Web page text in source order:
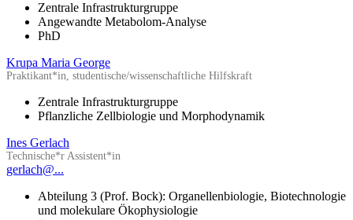
Zentrale Infrastrukturgruppe
Angewandte Metabolom-Analyse
PhD
Krupa Maria George
Praktikant*in, studentische/wissenschaftliche Hilfskraft
Zentrale Infrastrukturgruppe
Pflanzliche Zellbiologie und Morphodynamik
Ines Gerlach
Technische*r Assistent*in
gerlach@...
Abteilung 3 (Prof. Bock): Organellenbiologie, Biotechnologie
und molekulare Ökophysiologie